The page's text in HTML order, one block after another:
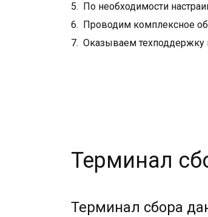
По необходимости
Проводим комплексное
Оказываем техподдержку
Терминал
Терминал сбора